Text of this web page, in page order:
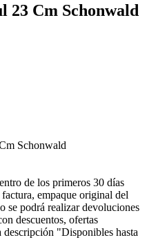
23 Cm Schonwald
Schonwald
de los primeros 30 días
empaque original del
se podrá realizar devoluciones
descuentos, ofertas
descripción "Disponibles hasta